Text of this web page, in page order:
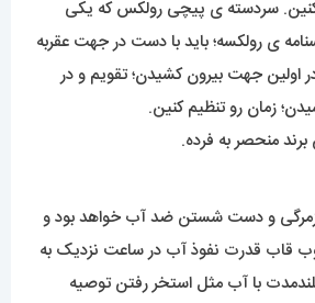
کنین. سردسته ی پیچی رولکس که یکی
ی رولکسه؛ باید با دست در جهت عقربه
اولین جهت بیرون کشیدن؛ تقویم و در
زمان رو تنظیم کنین.
منحصر به فرده.
و دست شستن ضد آب خواهد بود و
قاب قدرت نفوذ آب در ساعت نزدیک به
با آب مثل استخر رفتن توصیه